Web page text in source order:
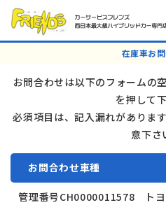
在庫車お
お問合わせは以下のフォームの
を押して下
必須項目は、記入漏れがありま
意下さ
お問合わせ車種
管理番号CH0000011578